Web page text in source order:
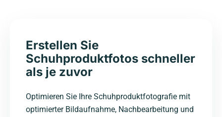
Erstellen Sie
Schuhproduktfotos schneller
als je zuvor
Optimieren Sie Ihre Schuhproduktfotografie mit
optimierter Bildaufnahme, Nachbearbeitung und